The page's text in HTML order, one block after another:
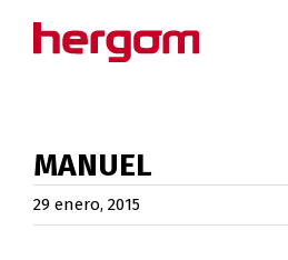
MANUEL
29 enero, 2015